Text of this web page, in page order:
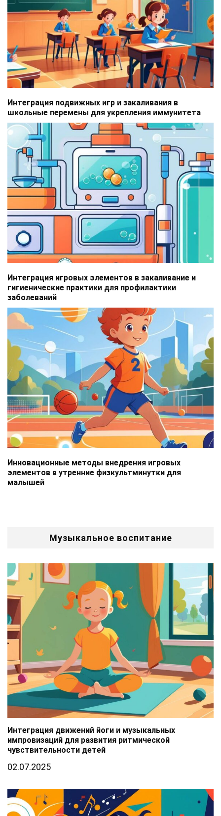
Интеграция подвижных игр и закаливания в
школьные перемены для укрепления иммунитета
Интеграция игровых элементов в закаливание и
гигиенические практики для профилактики
заболеваний
Инновационные методы внедрения игровых
элементов в утренние физкультминутки для
малышей
Музыкальное воспитание
Интеграция движений йоги и музыкальных
импровизаций для развития ритмической
чувствительности детей
02.07.2025